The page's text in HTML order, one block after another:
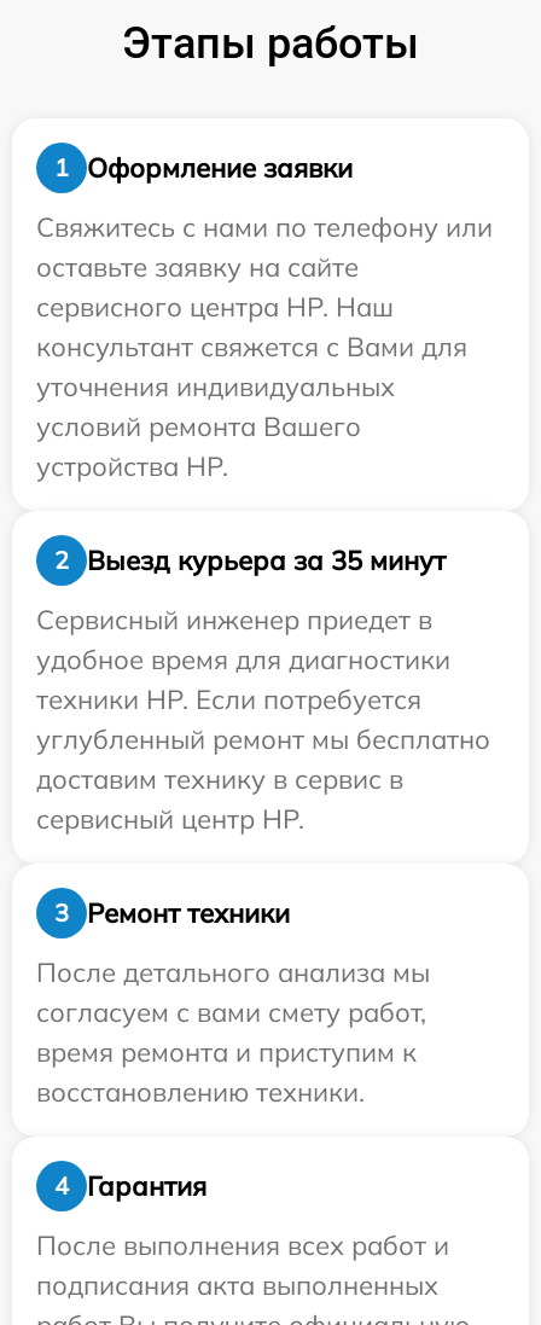
Этапы работы
1
Оформление заявки
Свяжитесь с нами по телефону или
оставьте заявку на сайте
сервисного центра HP. Наш
консультант свяжется с Вами для
уточнения индивидуальных
условий ремонта Вашего
устройства HP.
2
Выезд курьера за 35 минут
Сервисный инженер приедет в
удобное время для диагностики
техники HP. Если потребуется
углубленный ремонт мы бесплатно
доставим технику в сервис в
сервисный центр HP.
3
Ремонт техники
После детального анализа мы
согласуем с вами смету работ,
время ремонта и приступим к
восстановлению техники.
4
Гарантия
После выполнения всех работ и
подписания акта выполненных